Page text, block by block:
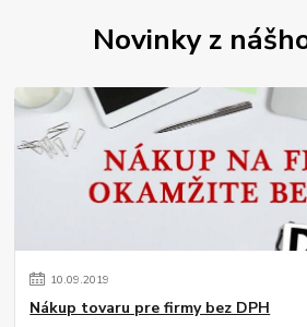
Novinky z
10.09.2019
Nákup tovaru pre firmy bez DPH